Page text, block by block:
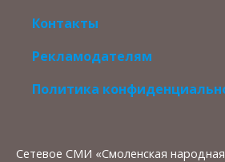
Контакты
Рекламодателям
Политика
Сетевое СМИ «Смоленская